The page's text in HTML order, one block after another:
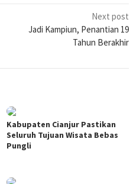
Next post
Jadi Kampiun, Penantian 19
Tahun Berakhir
Kabupaten Cianjur Pastikan
Seluruh Tujuan Wisata Bebas
Pungli